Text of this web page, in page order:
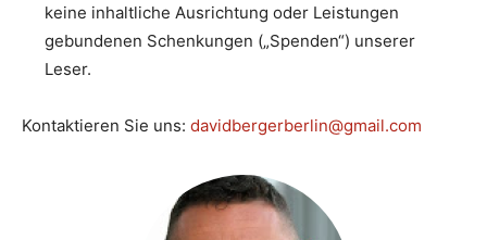
keine inhaltliche Ausrichtung oder Leistungen
gebundenen Schenkungen („Spenden“) unserer
Leser.
Kontaktieren Sie uns: davidbergerberlin@gmail.com